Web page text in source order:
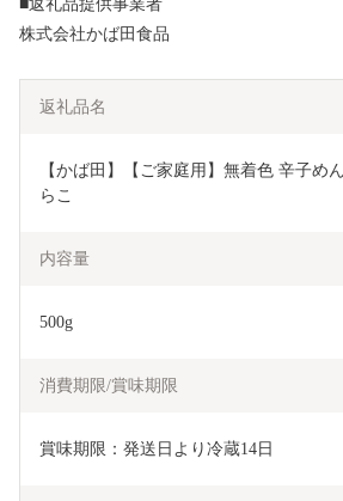
■返礼品提供事業者
株式会社かば田食品
返礼品名
【かば田】【ご家庭用】無着色 辛子め
らこ
内容量
500g
消費期限/賞味期限
賞味期限：発送日より冷蔵14日